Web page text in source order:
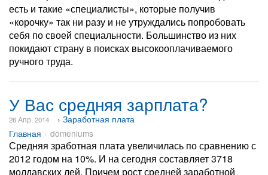
есть и такие «специалисты», которые получив
«корочку» так ни разу и не утруждались попробовать
себя по своей специальности. Большинство из них
покидают страну в поисках высокооплачиваемого
ручного труда.
У Вас средняя зарплата?
26 Апр. 2014
› Заработная плата
Главная
domeniums
Средняя зработная плата увеличилась по сравнению с
2012 годом на 10%. И на сегодня составляет 3718
молдавских лей. Причем рост средней заработной